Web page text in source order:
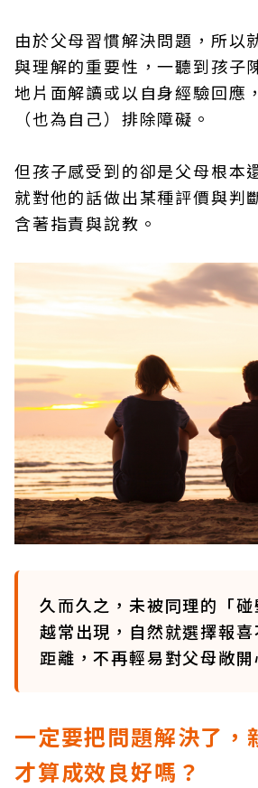
由於父母習慣解決問題，所以
與理解的重要性，一聽到孩子
地片面解讀或以自身經驗回應
（也為自己）排除障礙。
但孩子感受到的卻是父母根本
就對他的話做出某種評價與判
含著指責與說教。
久而久之，未被同理的「
越常出現，自然就選擇報
距離，不再輕易對父母敞開
一定要把問題解決了，
才算成效良好嗎？